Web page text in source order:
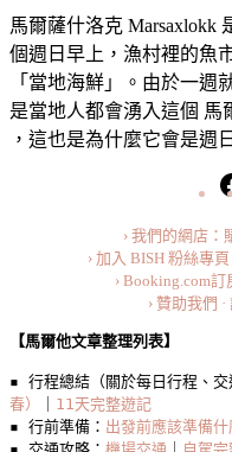
景
點】
週
日
最
人
門
地
馬
爾
他
馬爾薩什洛克 Marsaxlokk
個週日早上，漁村裡的魚
「當地海鮮」。由於一週
是當地人都會湧入這個
，這也是為什麼它會是週
› 我們的網店：
› 加入 BISH 粉絲專頁
› Booking.com訂
› 贊助我們
【馬爾他文章整理列表】
▪️ 行程總結（關於每日行程、交
春）
11天完整遊記
▪️ 行前準備： 出發前應該準備什